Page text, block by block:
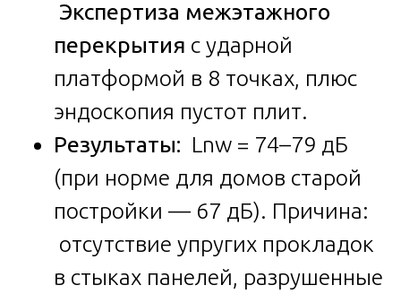
Экспертиза межэтажного
перекрытия с ударной
платформой в 8 точках, плюс
эндоскопия пустот плит.
Результаты: Lnw = 74–79 дБ
(при норме для домов старой
постройки — 67 дБ). Причина:
отсутствие упругих прокладок
в стыках панелей, разрушенные